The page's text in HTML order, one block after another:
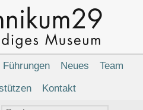
Führungen Neues
Team
Kontakt